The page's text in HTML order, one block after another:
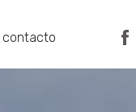
contacto